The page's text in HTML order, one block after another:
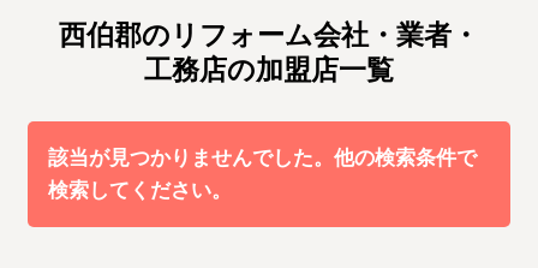
西伯郡のリフォーム会社・業者・
工務店の加盟店一覧
該当が見つかりませんでした。他の検索条件で
検索してください。